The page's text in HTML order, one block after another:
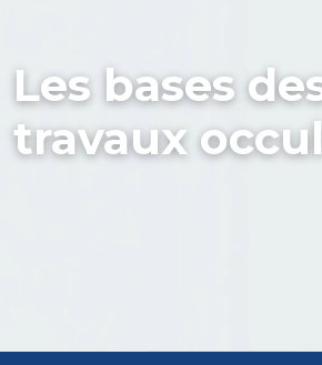
Les bases
travaux